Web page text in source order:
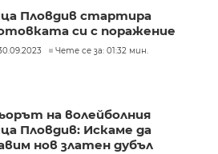
Пловдив стартира
си с поражение
Чете се за: 01:32 мин.
на волейболния
Пловдив: Искаме да
нов златен дубъл